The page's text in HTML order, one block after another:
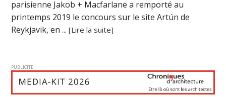
parisienne Jakob + Macfarlane a remporté au
printemps 2019 le concours sur le site Artún de
Reykjavik, en ...[Lire la suite]
PUBLICITE